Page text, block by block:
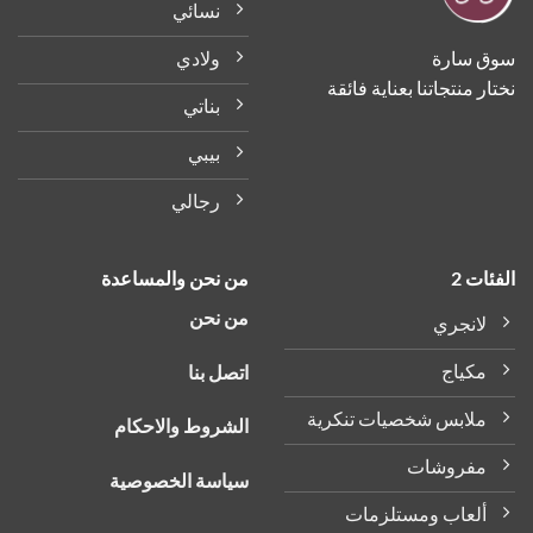
سارة
منتجاتنا بعناية فائقة
نسائي
ولادي
بناتي
بيبي
رجالي
2
لانجري
مكياج
ملابس شخصيات تنكرية
مفروشات
ألعاب ومستلزمات
من نحن والمساعدة
من نحن
اتصل بنا
الشروط والاحكام
سياسة الخصوصية